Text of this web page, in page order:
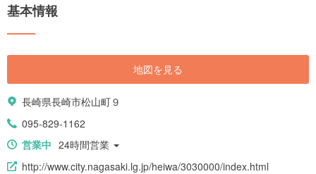
基本情報
地図を見る
長崎県長崎市松山町９
095-829-1162
営業中 24時間営業
http://www.city.nagasaki.lg.jp/heiwa/3030000/index.html